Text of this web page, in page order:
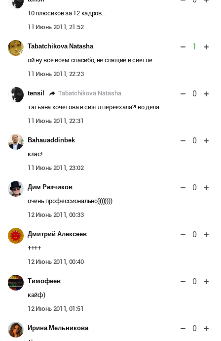
10 плюсиков за 12 кадров…
11 Июнь 2011, 21:52
Tabatchikova Natasha 1
ой ну все всем спасибо, не спящие в сиетле
11 Июнь 2011, 22:23
tensil Tabatchikova Natasha 0
татьяна кочетова в сиэтл переехала?! во дела.
11 Июнь 2011, 22:31
Bahauaddinbek 0
клас!
11 Июнь 2011, 23:02
Дим Резчиков 0
очень профессионально))))))))
12 Июнь 2011, 00:33
Дмитрий Алексеев 0
++++
12 Июнь 2011, 00:40
Тимофеев 0
кайф)
12 Июнь 2011, 01:51
Ирина Мельникова 0